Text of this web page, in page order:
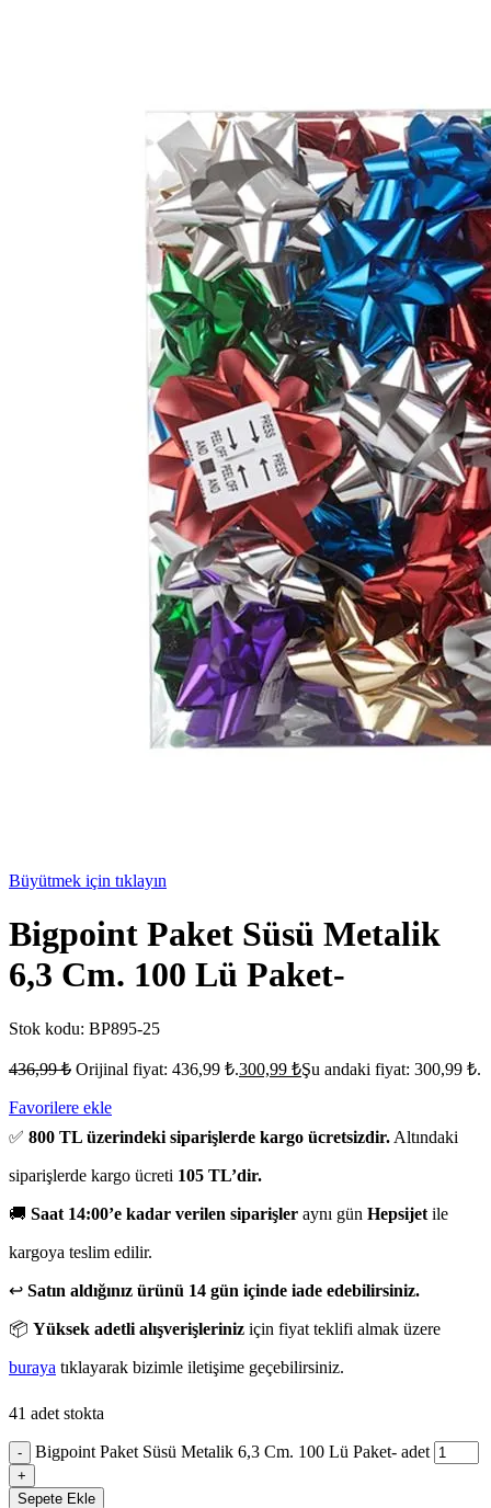
Büyütmek için tıklayın
Bigpoint Paket Süsü Metalik
6,3 Cm. 100 Lü Paket-
Stok kodu: BP895-25
436,99₺ Orijinal fiyat: 436,99 ₺.300,99 ₺Şu andaki fiyat: 300,99 ₺.
Favorilere ekle
✅ 800 TL üzerindeki siparişlerde kargo ücretsizdir. Altındaki
siparişlerde kargo ücreti 105 TL’dir.
🚚 Saat 14:00’e kadar verilen siparişler aynı gün Hepsijet ile
kargoya teslim edilir.
↩️ Satın aldığınız ürünü 14 gün içinde iade edebilirsiniz.
📦 Yüksek adetli alışverişleriniz için fiyat teklifi almak üzere
buraya tıklayarak bizimle iletişime geçebilirsiniz.
41 adet stokta
- Bigpoint Paket Süsü Metalik 6,3 Cm. 100 Lü Paket- adet
+
Sepete Ekle